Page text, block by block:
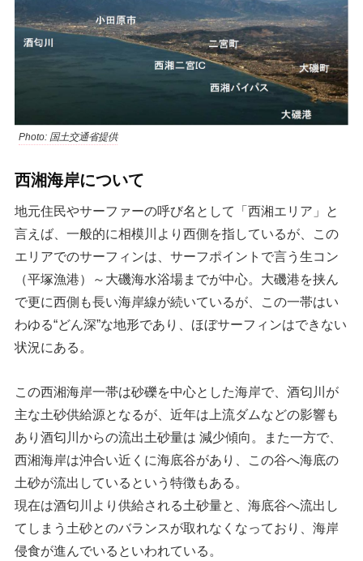
Photo: 国土交通省提供
西湘海岸について
地元住民やサーファーの呼び名として「西湘エリア」と
言えば、一般的に相模川より西側を指しているが、この
エリアでのサーフィンは、サーフポイントで言う生コン
（平塚漁港）～大磯海水浴場までが中心。大磯港を挟ん
で更に西側も長い海岸線が続いているが、この一帯はい
わゆる“どん深”な地形であり、ほぼサーフィンはできない
状況にある。
この西湘海岸一帯は砂礫を中心とした海岸で、酒匂川が
主な土砂供給源となるが、近年は上流ダムなどの影響も
あり酒匂川からの流出土砂量は 減少傾向。また一方で、
西湘海岸は沖合い近くに海底谷があり、この谷へ海底の
土砂が流出しているという特徴もある。
現在は酒匂川より供給される土砂量と、海底谷へ流出し
てしまう土砂とのバランスが取れなくなっており、海岸
侵食が進んでいるといわれている。